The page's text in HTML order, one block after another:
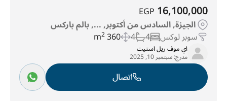
16,100,000
EGP
الجيزة, السادس من أكتوبر, ..., بالم باركس
سوبر لوكس 4
4
360 m
2
اي موف ريل استيت
مدرج:سبتمبر 10, 2025
اتصال